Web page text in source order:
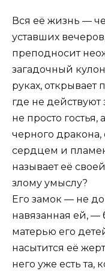
Вся её жизнь —
уставших
преподносит
загадочный
руках, открывает
где не
не просто
черного
сердцем и
называет её
злому умыслу?
Его замок — не
навязанная ей, —
матерью его
насытится её
него уже есть та,